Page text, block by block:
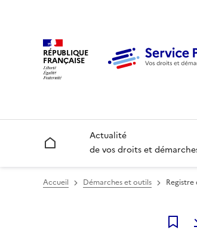
RÉPUBLIQUE
FRANÇAISE
Accueil
Actualité
de vos droits et
Accueil Démarches et outils Registre